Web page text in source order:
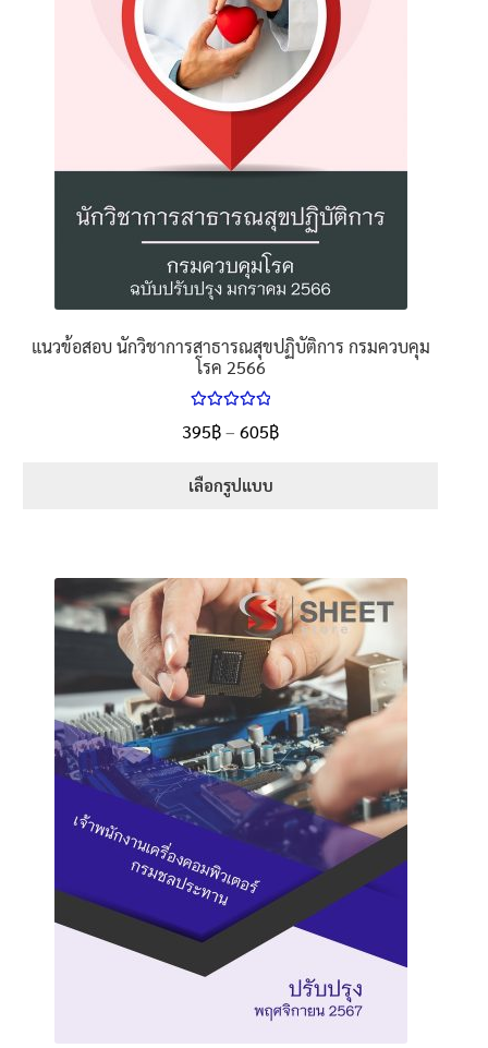
แนวข้อสอบ นักวิชาการสาธารณสุขปฏิบัติการ กรมควบคุม
โรค 2566
5.00
ตั้งแต่
395฿– 605฿
เลือกรูปแบบ